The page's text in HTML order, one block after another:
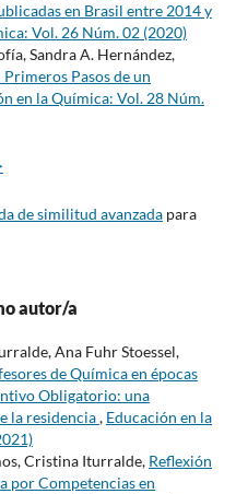
en Brasil entre 2014 y
Vol. 26 Núm. 02 (2020)
Sandra A. Hernández,
Pasos de un
en la Química: Vol. 28 Núm.
de similitud avanzadapara
autor/a
Ana Fuhr Stoessel,
de Química en épocas
Obligatorio: una
la residencia, Educación en la
Cristina Iturralde, Reflexión
por Competencias en